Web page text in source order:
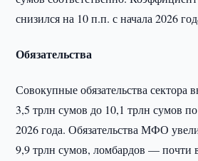
снизился на 10 п.п. с начала 2026
Обязательства
Совокупные обязательства сектора
3,5 трлн сумов до 10,1 трлн сумов
2026 года. Обязательства МФО
9,9 трлн сумов, ломбардов — почти